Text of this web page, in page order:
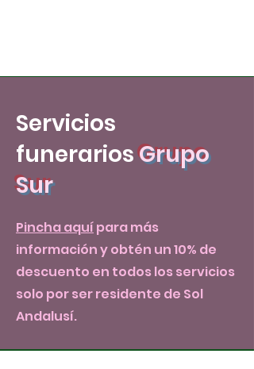
Servicios
funerariosGrupo
Sur
Pincha aquípara más
información y obtén un 10% de
descuento en todos los servicios
solo por ser residente de Sol
Andalusí.